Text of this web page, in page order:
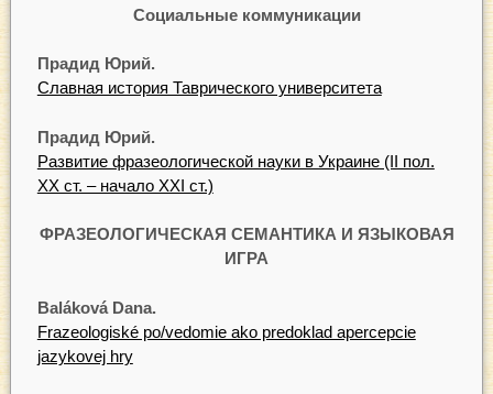
Социальные коммуникации
Прадид Юрий.
Славная история Таврического университета
Прадид Юрий.
Развитие фразеологической науки в Украине (II пол.
ХХ ст. – начало XXI ст.)
ФРАЗЕОЛОГИЧЕСКАЯ СЕМАНТИКА И ЯЗЫКОВАЯ
ИГРА
Baláková Dana.
Frazeologiské po/vedomie ako predoklad apercepcie
jazykovej hry